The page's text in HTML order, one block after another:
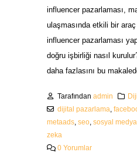
influencer pazarlaması,
ulaşmasında etkili bir
influencer pazarlaması
doğru işbirliği nasıl
daha fazlasını bu
Tarafından admin
dijital pazarlama
metaads seo sosyal medya
zeka
0 Yorumlar